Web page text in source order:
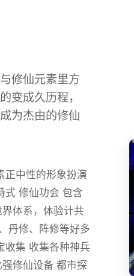
修仙元素里方
变成久历程，
为杰由的修仙
正中性的形象扮演
式 修仙功会 包含
体系，体验计共
丹修、阵修等好多
收集 收集各种神兵
修仙设备 都市探